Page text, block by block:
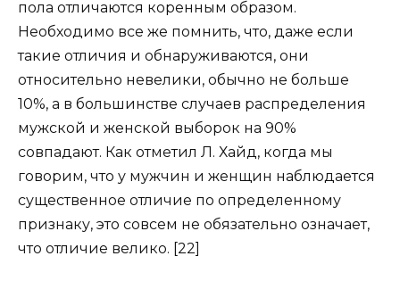
пола отличаются коренным образом.
Необходимо все же помнить, что, даже если
такие отличия и обнаруживаются, они
относительно невелики, обычно не больше
10%, а в большинстве случаев распределения
мужской и женской выборок на 90%
совпадают. Как отметил Л. Хайд, когда мы
говорим, что у мужчин и женщин наблюдается
существенное отличие по определенному
признаку, это совсем не обязательно означает,
что отличие велико. [22]